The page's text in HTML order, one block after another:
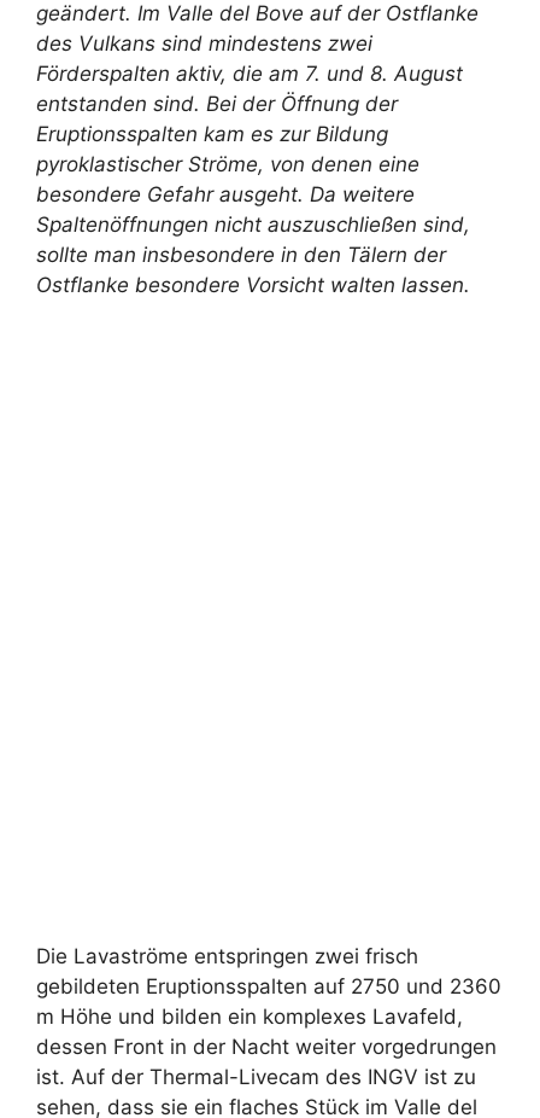
geändert. Im Valle del Bove auf der Ostflanke
des Vulkans sind mindestens zwei
Förderspalten aktiv, die am 7. und 8. August
entstanden sind. Bei der Öffnung der
Eruptionsspalten kam es zur Bildung
pyroklastischer Ströme, von denen eine
besondere Gefahr ausgeht. Da weitere
Spaltenöffnungen nicht auszuschließen sind,
sollte man insbesondere in den Tälern der
Ostflanke besondere Vorsicht walten lassen.
Die Lavaströme entspringen zwei frisch
gebildeten Eruptionsspalten auf 2750 und 2360
m Höhe und bilden ein komplexes Lavafeld,
dessen Front in der Nacht weiter vorgedrungen
ist. Auf der Thermal-Livecam des INGV ist zu
sehen, dass sie ein flaches Stück im Valle del